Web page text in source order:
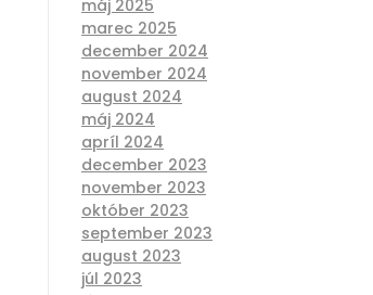
máj 2025
marec 2025
december 2024
november 2024
august 2024
máj 2024
apríl 2024
december 2023
november 2023
október 2023
september 2023
august 2023
júl 2023